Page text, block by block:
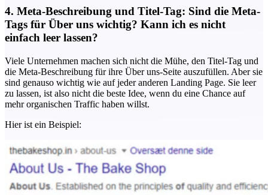
4. Meta-Beschreibung und Titel-Tag: Sind die Meta-
Tags für Über uns wichtig? Kann ich es nicht
einfach leer lassen?
Viele Unternehmen machen sich nicht die Mühe, den Titel-Tag und
die Meta-Beschreibung für ihre Über uns-Seite auszufüllen. Aber sie
sind genauso wichtig wie auf jeder anderen Landing Page. Sie leer
zu lassen, ist also nicht die beste Idee, wenn du eine Chance auf
mehr organischen Traffic haben willst.
Hier ist ein Beispiel: